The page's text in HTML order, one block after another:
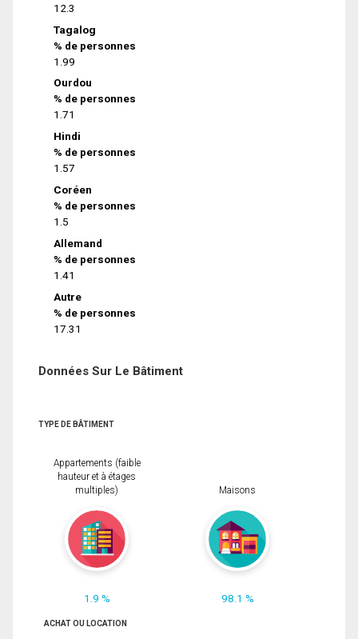
12.3
Tagalog
% de personnes
1.99
Ourdou
% de personnes
1.71
Hindi
% de personnes
1.57
Coréen
% de personnes
1.5
Allemand
% de personnes
1.41
Autre
% de personnes
17.31
Données Sur Le Bâtiment
TYPE DE BÂTIMENT
Appartements (faible
hauteur et à étages
multiples)
1.9 %
Maisons
98.1 %
ACHAT OU LOCATION